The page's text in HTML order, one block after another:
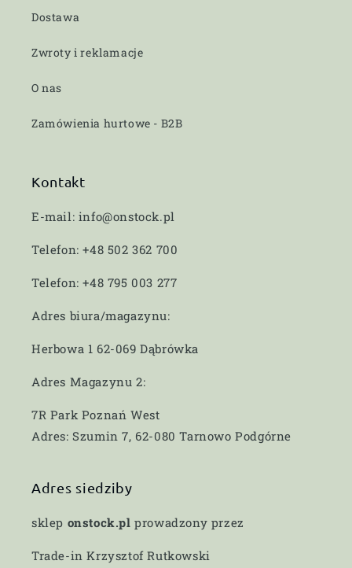
Dostawa
Zwroty i reklamacje
O nas
Zamówienia hurtowe - B2B
Kontakt
E-mail: info@onstock.pl
Telefon: +48 502 362 700
Telefon: +48 795 003 277
Adres biura/magazynu:
Herbowa 1 62-069 Dąbrówka
Adres Magazynu 2:
7R Park Poznań West
Adres: Szumin 7, 62-080 Tarnowo Podgórne
Adres siedziby
sklep onstock.pl prowadzony przez
Trade-in Krzysztof Rutkowski